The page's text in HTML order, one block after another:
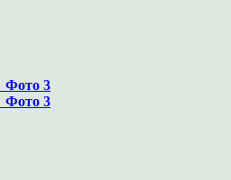
Фото 3
Фото 3